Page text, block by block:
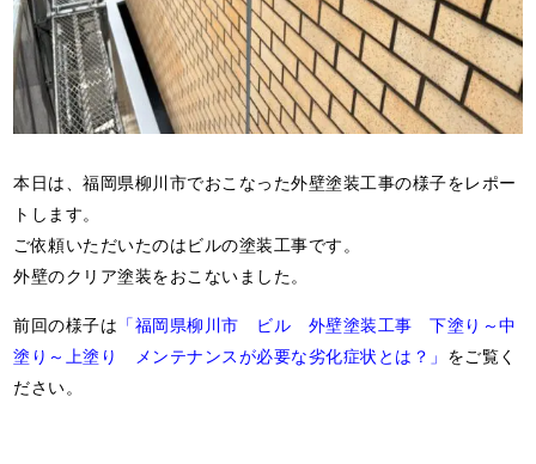
本日は、福岡県柳川市でおこなった外壁塗装工事の様子をレポー
トします。
ご依頼いただいたのはビルの塗装工事です。
外壁のクリア塗装をおこないました。
前回の様子は 「福岡県柳川市 ビル 外壁塗装工事 下塗り～中
塗り～上塗り メンテナンスが必要な劣化症状とは？」 をご覧く
ださい。